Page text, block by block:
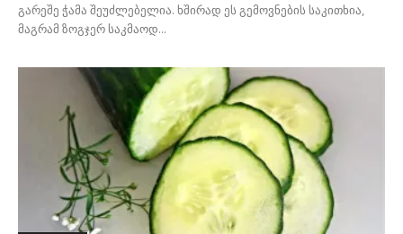
გარეშე ჭამა შეუძლებელია. ხშირად ეს გემოვნების საკითხია,
მაგრამ ზოგჯერ საკმაოდ...